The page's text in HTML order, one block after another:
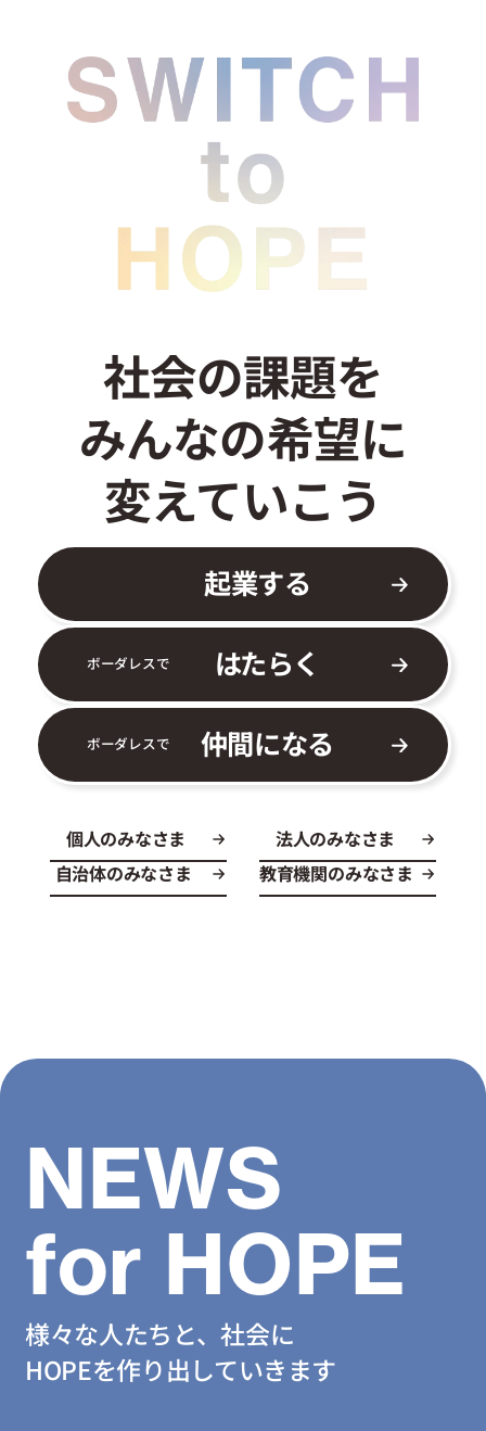
プレスルーム
社会の課題を
みんなの希望に
変えていこう
起業する
ボーダレスで はたらく
ボーダレスで 仲間になる
個人のみなさま
法人のみなさま
自治体のみなさま
教育機関のみなさま
NEWS
for HOPE
様々な人たちと、社会に
HOPEを作り出していきます